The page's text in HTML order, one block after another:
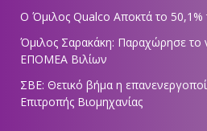
Ο Όμιλος Qualco Αποκτά το 50,1%
Όμιλος Σαρακάκη: Παραχώρησε το
ΕΠΟΜΕΑ Βιλίων
ΣΒΕ: Θετικό βήμα η
Επιτροπής Βιομηχανίας